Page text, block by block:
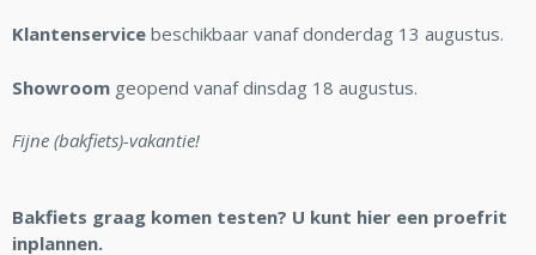
Klantenservice beschikbaar vanaf donderdag 13 augustus.
Showroom geopend vanaf dinsdag 18 augustus.
Fijne (bakfiets)-vakantie!
Bakfiets graag komen testen? U kunt hier een proefrit
inplannen.